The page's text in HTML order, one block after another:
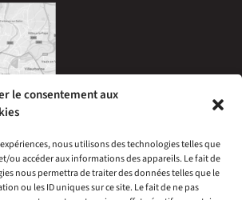
le consentement aux
nous utilisons des technologies telles que
ou accéder aux informations des appareils. Le fait de
nous permettra de traiter des données telles que le
ou les ID uniques sur ce site. Le fait de ne pas